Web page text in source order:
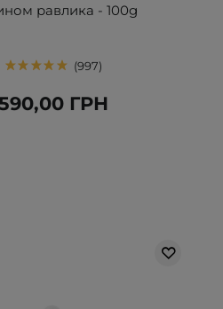
равлика - 100g
997
ГРН